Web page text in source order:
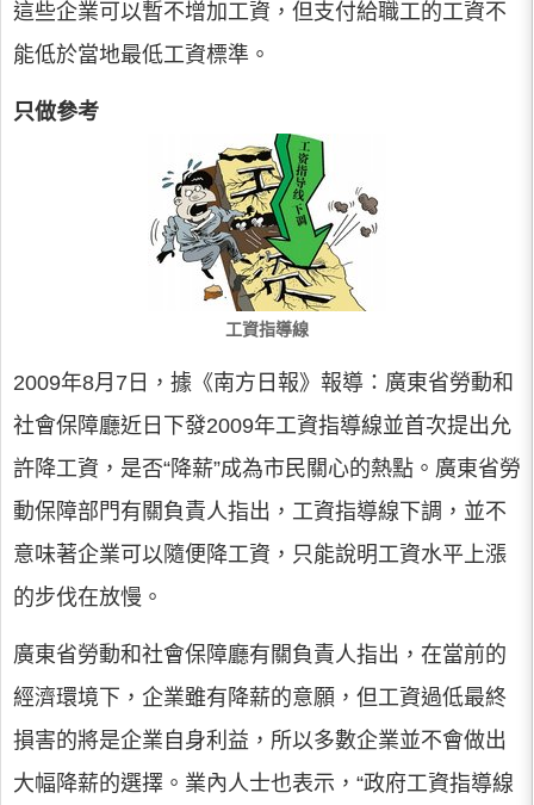
這些企業可以暫不增加工資，但支付給職工的工資不
能低於當地最低工資標準。
只做參考
工資指導線
2009年8月7日，據《南方日報》報導：廣東省勞動和
社會保障廳近日下發2009年工資指導線並首次提出允
許降工資，是否“降薪”成為市民關心的熱點。廣東省勞
動保障部門有關負責人指出，工資指導線下調，並不
意味著企業可以隨便降工資，只能說明工資水平上漲
的步伐在放慢。
廣東省勞動和社會保障廳有關負責人指出，在當前的
經濟環境下，企業雖有降薪的意願，但工資過低最終
損害的將是企業自身利益，所以多數企業並不會做出
大幅降薪的選擇。業內人士也表示，“政府工資指導線